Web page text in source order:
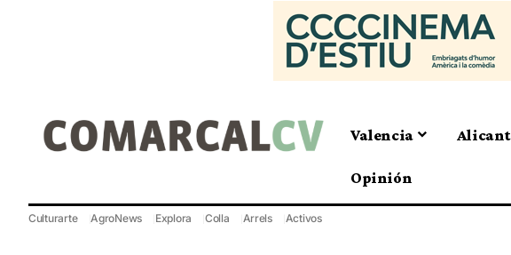
Valencia
Opinión
Culturarte AgroNews Explora Colla Arrels Activos